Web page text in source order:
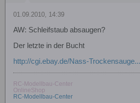
01.09.2010, 14:39
AW: Schleifstaub absaugen?
Der letzte in der Bucht
http://cgi.ebay.de/Nass-
RC-Modellbau-Center
OnlineShop
RC-Modellbau-Center